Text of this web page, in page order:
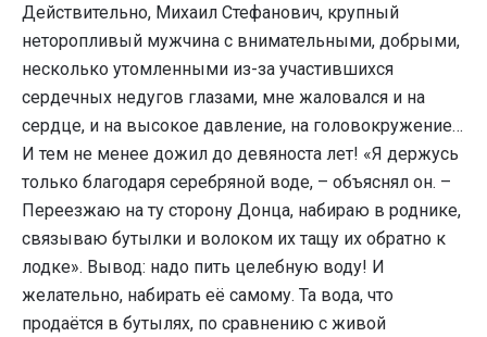
Действительно, Михаил Стефанович, крупный
неторопливый мужчина с внимательными, добрыми,
несколько утомленными из-за участившихся
сердечных недугов глазами, мне жаловался и на
сердце, и на высокое давление, на головокружение…
И тем не менее дожил до девяноста лет! «Я держусь
только благодаря серебряной воде, – объяснял он. –
Переезжаю на ту сторону Донца, набираю в роднике,
связываю бутылки и волоком их тащу их обратно к
лодке». Вывод: надо пить целебную воду! И
желательно, набирать её самому. Та вода, что
продаётся в бутылях, по сравнению с живой